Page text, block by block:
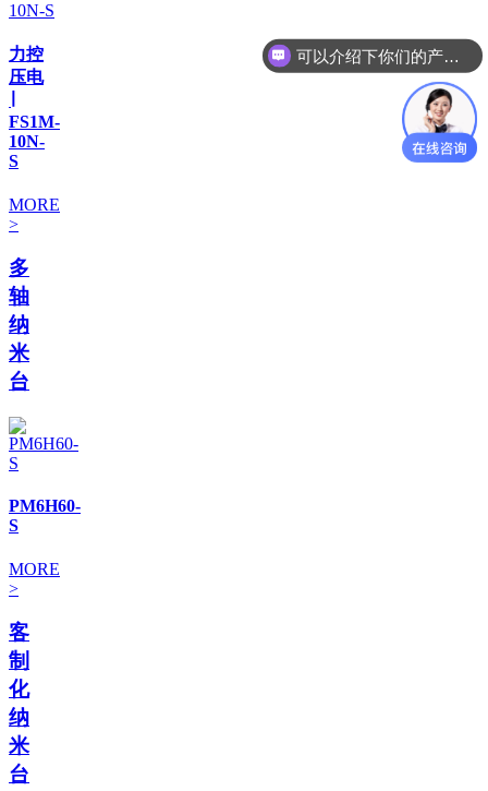
力控
压电
FS1M-
10N-
S
MORE
>
多
轴
纳
米
台
PM6H60-
S
MORE
>
客
制
化
纳
米
台
你们是怎么收费的呢